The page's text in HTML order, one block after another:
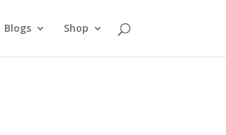
Blogs Shop